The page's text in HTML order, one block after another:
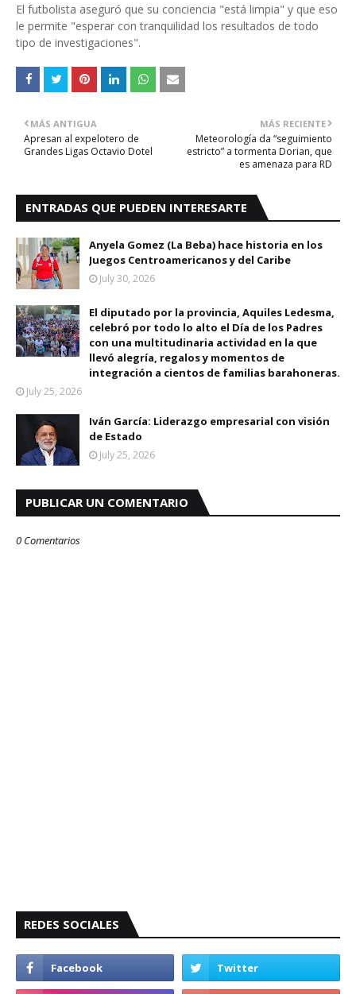
El futbolista aseguró que su conciencia "está limpia" y que eso
le permite "esperar con tranquilidad los resultados de todo
tipo de investigaciones".
MÁS RECIENTE
Meteorología da “seguimiento
estricto” a tormenta Dorian, que
es amenaza para RD
MÁS ANTIGUA
Apresan al expelotero de
Grandes Ligas Octavio Dotel
ENTRADAS QUE PUEDEN INTERESARTE
Anyela Gomez (La Beba) hace historia en los
Juegos Centroamericanos y del Caribe
July 30, 2026
El diputado por la provincia, Aquiles Ledesma,
celebró por todo lo alto el Día de los Padres
con una multitudinaria actividad en la que
llevó alegría, regalos y momentos de
integración a cientos de familias barahoneras.
July 25, 2026
Iván García: Liderazgo empresarial con visión
de Estado
July 25, 2026
PUBLICAR UN COMENTARIO
0 Comentarios
REDES SOCIALES